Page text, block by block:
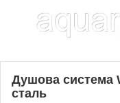
Душова система
сталь